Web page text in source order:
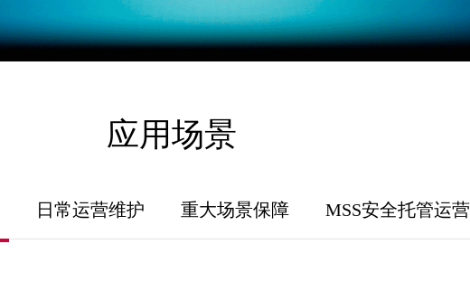
应用场景
日常运营维护 重大场景保障 MSS安全托管运营